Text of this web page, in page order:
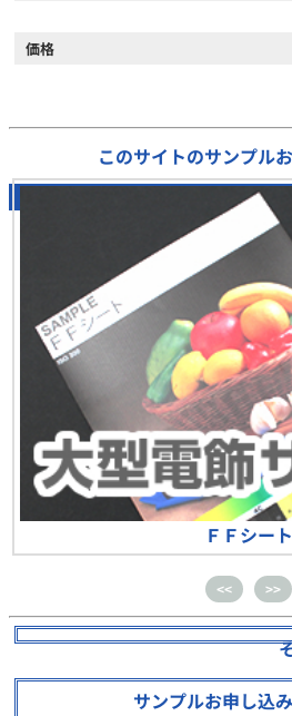
価格
このサイトのサンプル
/ 17 選択中
ＦＦシート
<< >>
サンプルお申し込